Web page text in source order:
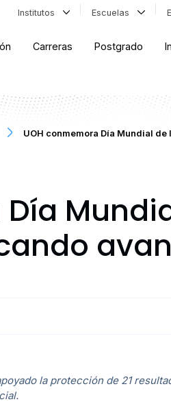
Institutos Escuelas
Carreras Postgrado
UOH conmemora Día Mundial
la protección de 21